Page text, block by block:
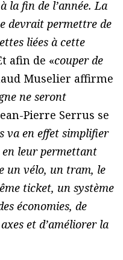
la fin de l’année. La
devrait permettre de
liées à cette
afin de «couper de
Muselier affirme
ne seront
Pierre Serrus se
va en effet simplifier
leur permettant
un vélo, un tram, le
ticket, un système
économies, de
et d’améliorer la